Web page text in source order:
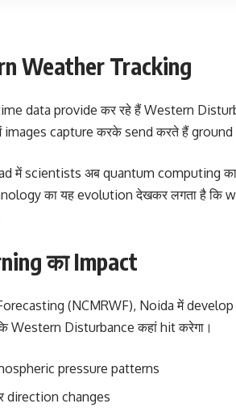
Weather Tracking
data provide कर रहे हैं Western
capture करके send करते हैं
में scientists अब quantum computing का
का यह evolution देखकर लगता है कि
का Impact
(NCMRWF), Noida में develop
Western Disturbance कहां hit करेगा।
pressure patterns
direction changes